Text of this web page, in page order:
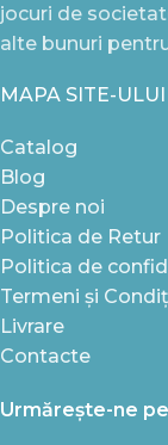
jocuri de
alte bunuri
MAPA SITE-ULUI
Catalog
Blog
Despre noi
Politica de Retur
Politica de
Termeni și
Livrare
Contacte
Urmărește-ne